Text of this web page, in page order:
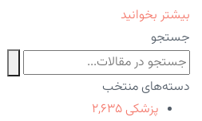
بیشتر بخوانید
جستجو
دسته‌های منتخب
پزشکی ۲,۶۳۵